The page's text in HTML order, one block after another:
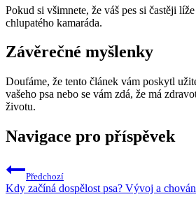
Pokud si všimnete, že váš pes si častěji
chlupatého kamaráda.
Závěrečné myšlenky
Doufáme, že tento článek vám poskytl
vašeho psa nebo se vám zdá, že má
životu.
Navigace pro příspěvek
Předchozí
Kdy začíná dospělost psa? Vývoj a